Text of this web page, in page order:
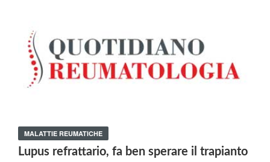
MALATTIE REUMATICHE
Lupus refrattario, fa ben sperare il trapianto